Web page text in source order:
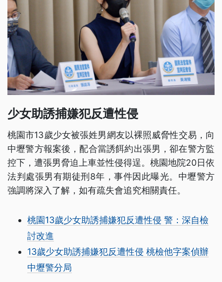
少女助誘捕嫌犯反遭性侵
桃園市13歲少女被張姓男網友以裸照威脅性交易，向
中壢警方報案後，配合當誘餌約出張男，卻在警方監
控下，遭張男脅迫上車並性侵得逞。桃園地院20日依
法判處張男有期徒刑8年，事件因此曝光。中壢警方
強調將深入了解，如有疏失會追究相關責任。
桃園13歲少女助誘捕嫌犯反遭性侵 警：深自檢
討改進
13歲少女助誘捕嫌犯反遭性侵 桃檢他字案偵辦
中壢警分局